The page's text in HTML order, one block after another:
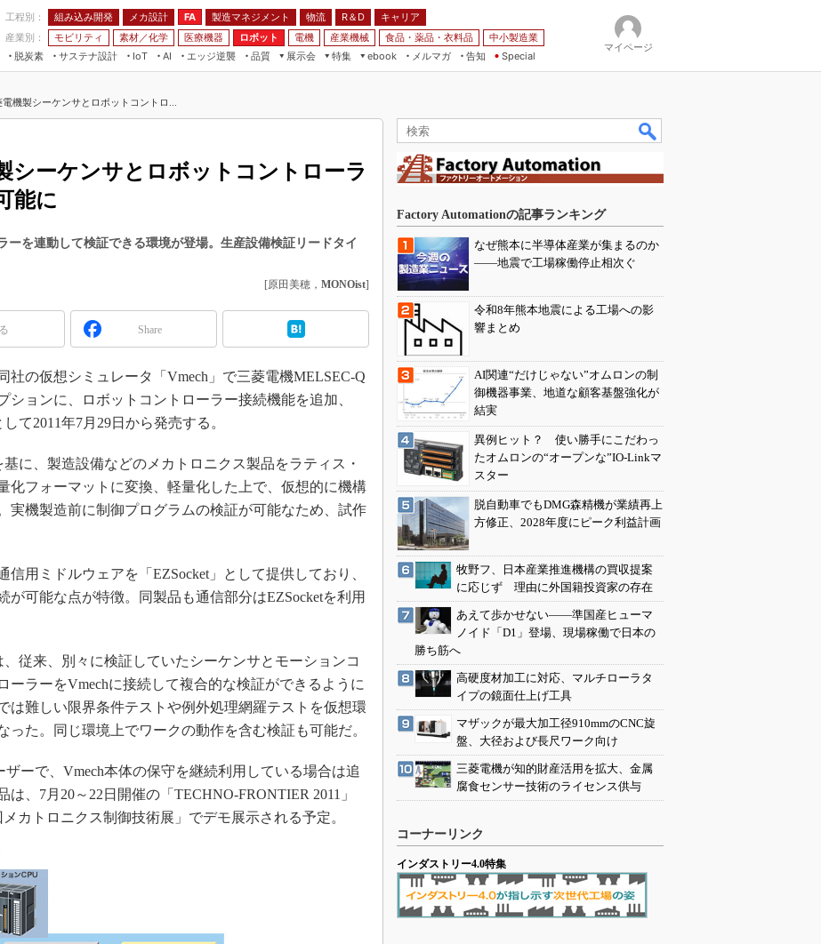
工程別： 組み込み開発 メカ設計 FA 製造マネジメント 物流 R＆D
キャリア
産業別：
モビリティ 素材／化学 医療機器 ロボット 電機 産業機械 食品・薬品・衣料品
中小製造業
脱炭素
サステナ設計
IoT
場
ビス
AI
備保全
エッジ逆襲 品質
展示会
JIMTOF
IIFES
TECHNO-FRONTIER
EdgeTech+
産業オープンネット展
特集
つながるクルマ
VR／AR
組み込み画像技術
ISO26262
無償設計ツール
3Dプリンタ
デジタルツインとCAE
S＆OP
インダストリー4.0
イノベーション
メイドインジャパン
植物工場
グローバル設計・開発
制御セキュリティ
新型コロナへの対応
ebook
FA
メルマガ
告知 Special
マイページ
機製シーケンサとロボットコントロ...
シーケンサとロボットコントローラ
能に
ーを連動して検証できる環境が登場。生産設備検証リードタイ
[原田美穂， MONOist]
Share
の仮想シミュレータ「Vmech」で三菱電機MELSEC-Q
ションに、ロボットコントローラー接続機能を追加、
して2011年7月29日から発売する。
に、製造設備などのメカトロニクス製品をラティス・
化フォーマットに変換、軽量化した上で、仮想的に機構
実機製造前に制御プログラムの検証が可能なため、試作
用ミドルウェアを「EZSocket」として提供しており、
が可能な点が特徴。同製品も通信部分はEZSocketを利用
従来、別々に検証していたシーケンサとモーションコ
ーラーをVmechに接続して複合的な検証ができるように
は難しい限界条件テストや例外処理網羅テストを仮想環
った。同じ環境上でワークの動作を含む検証も可能だ。
ーで、Vmech本体の保守を継続利用している場合は追
、7月20～22日開催の「TECHNO-FRONTIER 2011」
カトロニクス制御技術展」でデモ展示される予定。
Factory Automationの記事ランキング
なぜ熊本に半導体産業が集まるのか
――地震で工場稼働停止相次ぐ
令和8年熊本地震による工場への影
響まとめ
AI関連“だけじゃない”オムロンの制
御機器事業、地道な顧客基盤強化が
結実
異例ヒット？ 使い勝手にこだわっ
たオムロンの“オープンな”IO-Linkマ
スター
脱自動車でもDMG森精機が業績再上
方修正、2028年度にピーク利益計画
牧野フ、日本産業推進機構の買収提案
に応じず 理由に外国籍投資家の存在
あえて歩かせない――準国産ヒューマ
ノイド「D1」登場、現場稼働で日本の
勝ち筋へ
高硬度材加工に対応、マルチローラタ
イプの鏡面仕上げ工具
マザックが最大加工径910mmのCNC旋
盤、大径および長尺ワーク向け
三菱電機が知的財産活用を拡大、金属
腐食センサー技術のライセンス供与
コーナーリンク
インダストリー4.0特集